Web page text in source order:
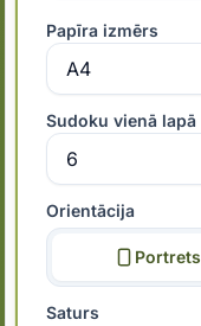
Papīra izmērs
Sudoku vienā lapā
Orientācija
Portrets
Saturs